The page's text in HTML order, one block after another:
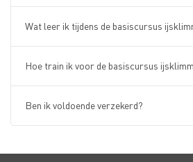
Wat leer ik tijdens de basiscursus
Hoe train ik voor de basiscursus
Ben ik voldoende verzekerd?